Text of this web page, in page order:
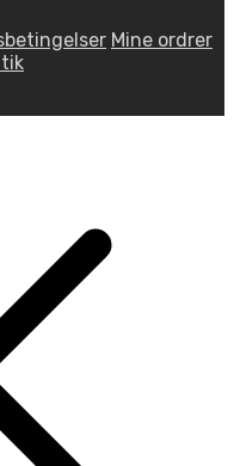
Mine ordrer